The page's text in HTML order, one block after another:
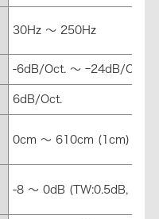
30Hz ～ 250Hz
-6dB/Oct. ～ ｰ24dB/Oct
6dB/Oct.
0cm ～ 610cm (1cm)
-8 ～ 0dB (TW:0.5dB,